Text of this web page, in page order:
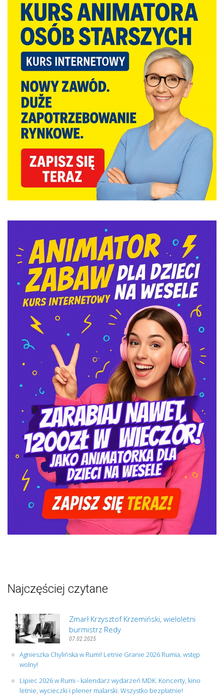
Najczęściej czytane
Zmarł Krzysztof Krzemiński, wieloletni
burmistrz Redy
07.02.2025
Agnieszka Chylińska w Rumi! Letnie Granie 2026 Rumia, wstęp
wolny!
Lipiec 2026 w Rumi - kalendarz wydarzeń MDK. Koncerty, kino
letnie, wycieczki i plener malarski. Wszystko bezpłatnie!